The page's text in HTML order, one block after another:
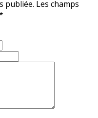
publiée. Les champs